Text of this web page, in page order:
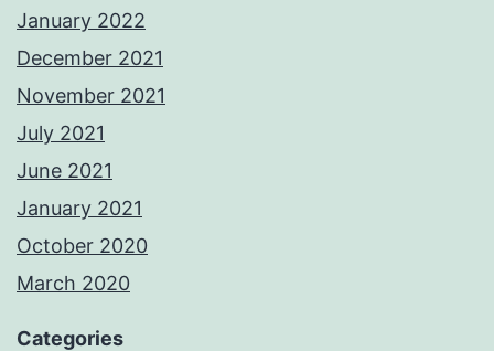
January 2022
December 2021
November 2021
July 2021
June 2021
January 2021
October 2020
March 2020
Categories